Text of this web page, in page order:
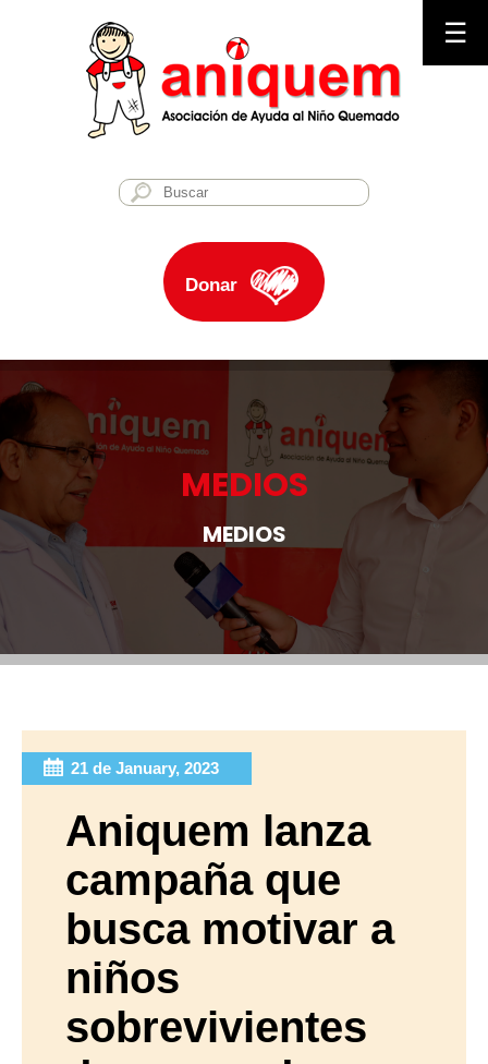
☰
Donar
MEDIOS
MEDIOS
21 de January, 2023
Aniquem lanza
campaña que
busca motivar a
niños
sobrevivientes